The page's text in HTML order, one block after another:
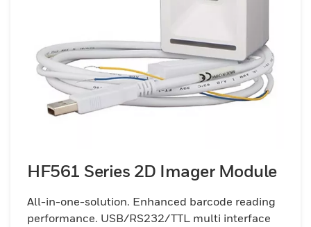
HF561 Series 2D Imager Module
All-in-one-solution. Enhanced barcode reading
performance. USB/RS232/TTL multi interface